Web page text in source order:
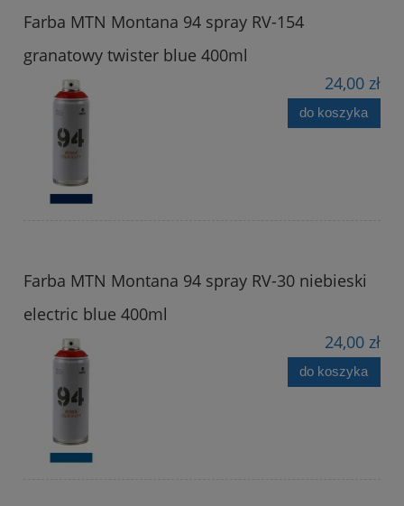
Farba MTN Montana 94 spray RV-154
granatowy twister blue 400ml
24,00 zł
do koszyka
Farba MTN Montana 94 spray RV-30 niebieski
electric blue 400ml
24,00 zł
do koszyka